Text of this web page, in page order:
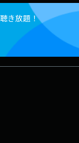
き放題！